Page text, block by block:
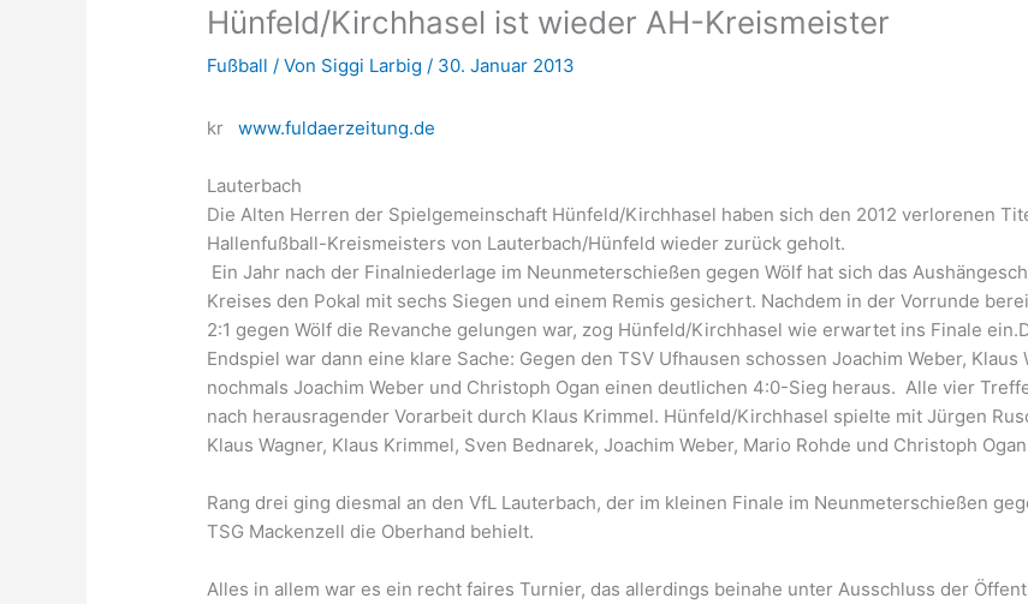
Hünfeld/Kirchhasel ist wieder AH-Kreismeister
Fußball / Von Siggi Larbig/ 30. Januar 2013
krwww.fuldaerzeitung.de
Lauterbach
Die Alten Herren der Spielgemeinschaft Hünfeld/Kirchhasel haben sich den 2012 verlorenen
Hallenfußball-Kreismeisters von Lauterbach/Hünfeld wieder zurück geholt.
Ein Jahr nach der Finalniederlage im Neunmeterschießen gegen Wölf hat sich das
Kreises den Pokal mit sechs Siegen und einem Remis gesichert. Nachdem in der Vorrunde
2:1 gegen Wölf die Revanche gelungen war, zog Hünfeld/Kirchhasel wie erwartet ins Finale
Endspiel war dann eine klare Sache: Gegen den TSV Ufhausen schossen Joachim Weber, Klaus
nochmals Joachim Weber und Christoph Ogan einen deutlichen 4:0-Sieg heraus. Alle vier
nach herausragender Vorarbeit durch Klaus Krimmel. Hünfeld/Kirchhasel spielte mit Jürgen
Klaus Wagner, Klaus Krimmel, Sven Bednarek, Joachim Weber, Mario Rohde und Christoph
Rang drei ging diesmal an den VfL Lauterbach, der im kleinen Finale im Neunmeterschießen
TSG Mackenzell die Oberhand behielt.
Alles in allem war es ein recht faires Turnier, das allerdings beinahe unter Ausschluss der